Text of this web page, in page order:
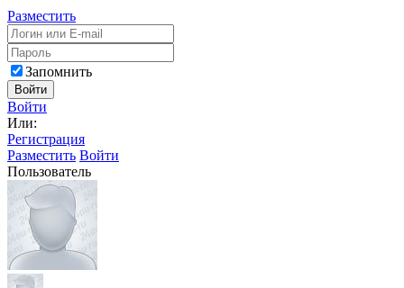
Разместить
Запомнить
Войти
Войти
Или:
Регистрация
Разместить Войти
Пользователь